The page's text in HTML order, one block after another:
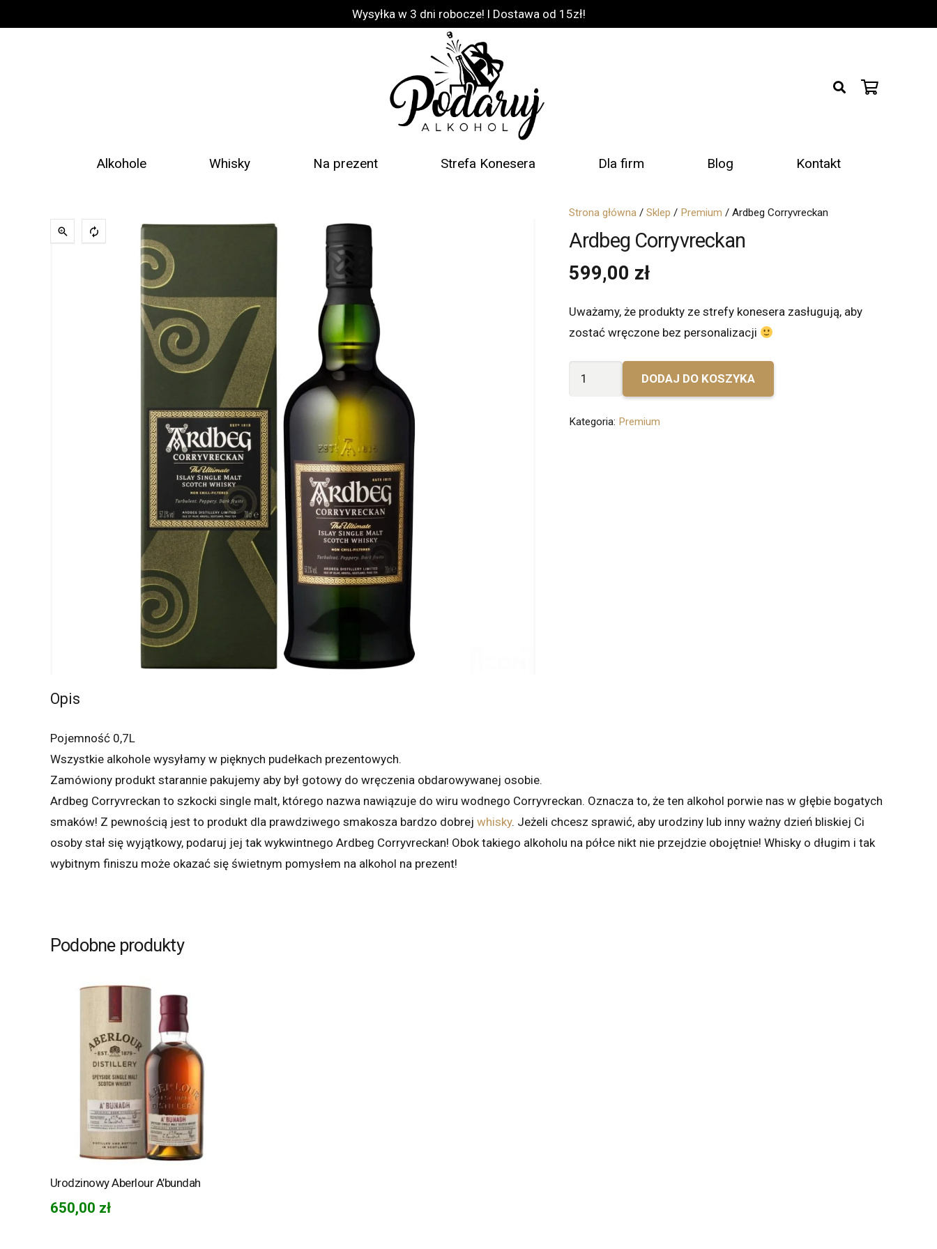
Wysyłka w 3 dni robocze! l Dostawa od 15zł!
Alkohole Whisky Na prezent Strefa Konesera Dla firm Blog Kontakt
Strona główna / Sklep / Premium / Ardbeg Corryvreckan
Ardbeg Corryvreckan
599,00 zł
Uważamy, że produkty ze strefy konesera zasługują, aby
zostać wręczone bez personalizacji
DODAJ DO KOSZYKA
Kategoria: Premium
Opis
Pojemność 0,7L
Wszystkie alkohole wysyłamy w pięknych pudełkach prezentowych.
Zamówiony produkt starannie pakujemy aby był gotowy do wręczenia obdarowywanej osobie.
Ardbeg Corryvreckan to szkocki single malt, którego nazwa nawiązuje do wiru wodnego Corryvreckan. Oznacza to, że ten alkohol porwie nas w głębie bogatych
smaków! Z pewnością jest to produkt dla prawdziwego smakosza bardzo dobrej whisky. Jeżeli chcesz sprawić, aby urodziny lub inny ważny dzień bliskiej Ci
osoby stał się wyjątkowy, podaruj jej tak wykwintnego Ardbeg Corryvreckan! Obok takiego alkoholu na półce nikt nie przejdzie obojętnie! Whisky o długim i tak
wybitnym finiszu może okazać się świetnym pomysłem na alkohol na prezent!
Podobne produkty
Urodzinowy Aberlour A’bundah
650,00 zł